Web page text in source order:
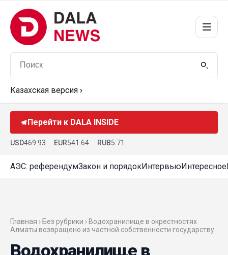
Казахская версия ›
Перейти к DALA INSIDE
USD469.93 EUR541.64 RUB5.71
АЭС: референдумЗакон и порядокИнтервьюИнтересное
Главная › Без рубрики › Водохранилище в окрестностях
Алматы возвращено из частной собственности государству.
Водохранилище в